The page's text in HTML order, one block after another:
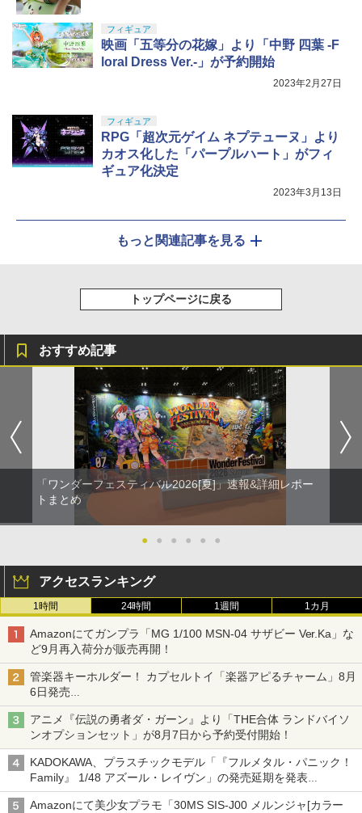
フィギュア
映画「五等分の花嫁」より「中野 四葉 -F
loral Dress Ver.-」が予約開始
2023年2月27日
フィギュア
RPG「超次元ゲイム ネプテューヌ」より
カオス化した「パープルハート」がフィ
ギュア化決定
2023年3月13日
もっと関連記事を見る
トップページに戻る
おすすめ記事
「ワンダーフェスティバル2026[夏]」速報&詳細レポー
トまとめ
● ● ● ● ● ●
アクセスランキング
1時間 24時間 1週間 1カ月
Amazonにてガンプラ「MG 1/100 MSN-04 サザビー Ver.Ka」な
ど9月再入荷分が販売再開！
管楽器キーホルダー！ カプセルトイ「楽器アピるチャーム」8月
6日発売
チューバ、テナサクなど5種各3色
アニメ『伝説の勇者ダ・ガーン』より「THE合体 ランドバイソ
ンオプションセット」が8月7日から予約受付開始！
KADOKAWA、プラスチックモデル「『フルメタル・パニック！
Family』 1/48 アズール・レイヴン」の発売延期を発表
8月から9月に延期
Amazonにて美少女プラモ「30MS SIS-J00 メルンジャ[カラー